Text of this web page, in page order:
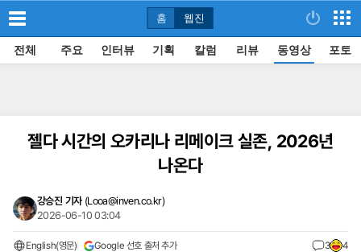
홈 웹진
전체 주요 인터뷰 기획 칼럼 리뷰 동영상 포토
젤다 시간의 오카리나 리메이크 실존, 2026년
나온다
강승진 기자 (Looa@inven.co.kr)
2026-06-10 03:04
English(영문) Google 선호 출처 추가 3 4